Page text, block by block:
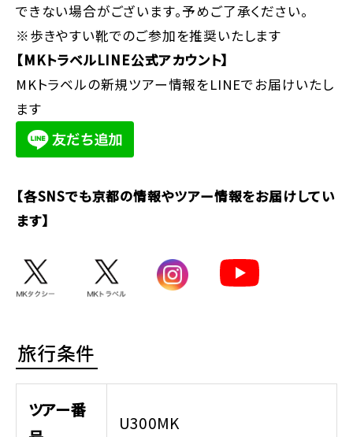
できない場合がございます。予めご了承ください。
※歩きやすい靴でのご参加を推奨いたします
【MKトラベルLINE公式アカウント】
MKトラベルの新規ツアー情報をLINEでお届けいたし
ます
【各SNSでも京都の情報やツアー情報をお届けしてい
ます】
旅行条件
ツアー番
U300MK